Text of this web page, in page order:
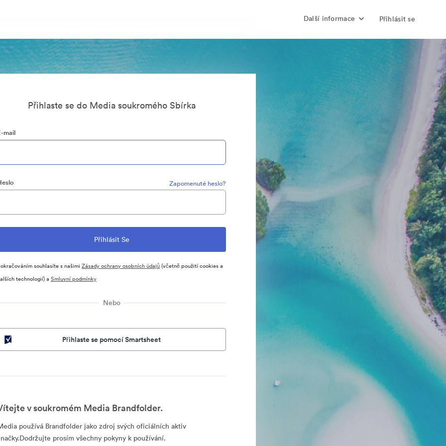
Další informace Přihlásit se
Přihlaste se do Media soukromého Sbírka
mail
Zapomenuté heslo?
souhlasíte s našimi Zásady ochrany osobních údajů(včetně použití cookies a
technologií) a Smluvní podmínky
Nebo
Přihlaste se pomocí Smartsheet
v soukromém Media Brandfolder.
používá Brandfolder jako zdroj svých oficiálních aktiv
prosím všechny pokyny k používání.